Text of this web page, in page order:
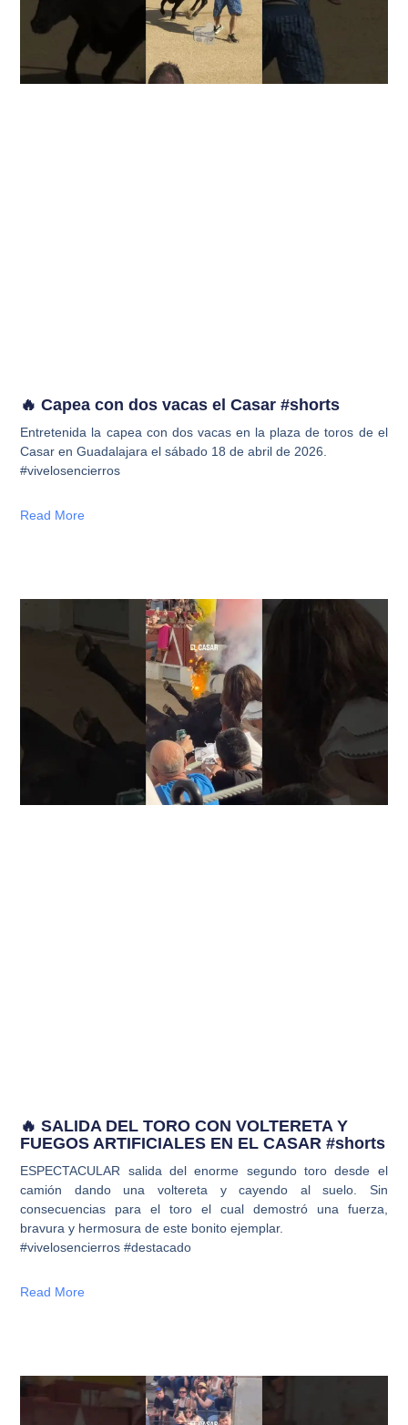
🔥 Capea con dos vacas el Casar #shorts
Entretenida la capea con dos vacas en la plaza de toros de el
Casar en Guadalajara el sábado 18 de abril de 2026.
#vivelosencierros
Read More
🔥 SALIDA DEL TORO CON VOLTERETA Y
FUEGOS ARTIFICIALES EN EL CASAR #shorts
ESPECTACULAR salida del enorme segundo toro desde el
camión dando una voltereta y cayendo al suelo. Sin
consecuencias para el toro el cual demostró una fuerza,
bravura y hermosura de este bonito ejemplar.
#vivelosencierros #destacado
Read More